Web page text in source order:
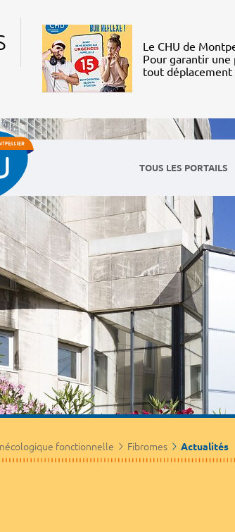
Le CHU de
Pour garantir une
tout déplacement
TOUS LES PORTAILS
fonctionnelle Fibromes Actualités